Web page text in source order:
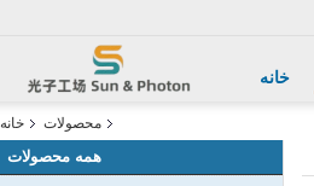
خانه
خانه محصولات
همه محصولات